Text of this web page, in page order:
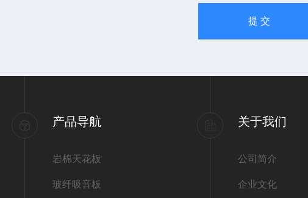
产品导航
岩棉天花板
玻纤吸音板
关于我们
公司简介
企业文化